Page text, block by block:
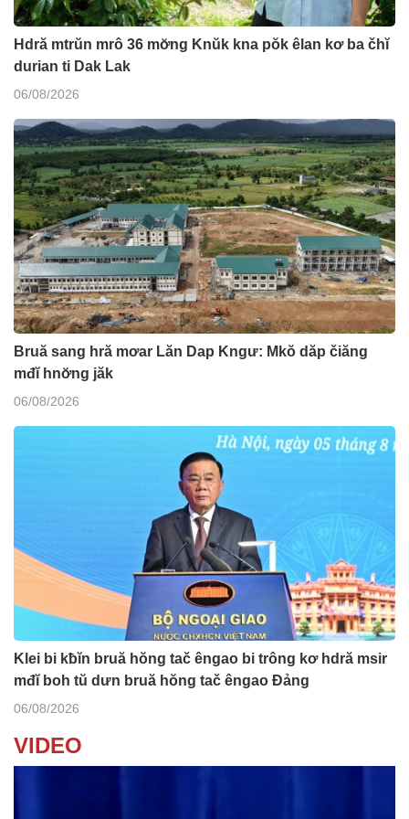
Hdră mtrŭn mrô 36 mơ̆ng Knŭk kna pŏk êlan kơ ba čhĭ
durian ti Dak Lak
06/08/2026
Bruă sang hră mơar Lăn Dap Kngư: Mkŏ dăp čiăng
mđĭ hnơ̆ng jăk
06/08/2026
Klei bi kƀĭn bruă hŏng tač êngao bi trông kơ hdră msir
mđĭ boh tŭ dưn bruă hŏng tač êngao Đảng
06/08/2026
VIDEO